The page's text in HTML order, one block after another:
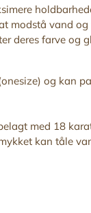
modstå vand
deres farve og
og kan
med 18
kan tåle